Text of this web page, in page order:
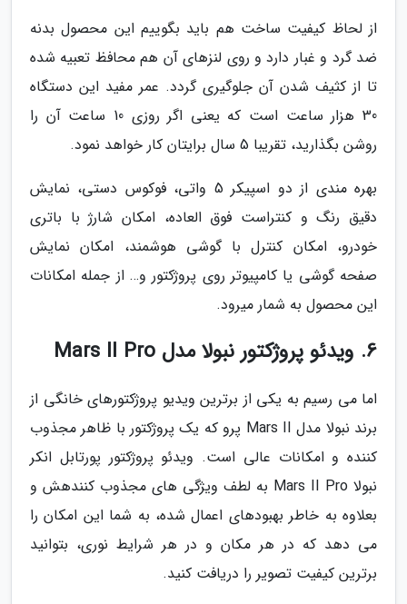
از لحاظ کیفیت ساخت هم باید بگوییم این محصول بدنه
ضد گرد و غبار دارد و روی لنزهای آن هم محافظ تعبیه شده
تا از کثیف شدن آن جلوگیری گردد. عمر مفید این دستگاه
30 هزار ساعت است که یعنی اگر روزی 10 ساعت آن را
روشن بگذارید، تقریبا 5 سال برایتان کار خواهد نمود.
بهره مندی از دو اسپیکر 5 واتی، فوکوس دستی، نمایش
دقیق رنگ و کنتراست فوق العاده، امکان شارژ با باتری
خودرو، امکان کنترل با گوشی هوشمند، امکان نمایش
صفحه گوشی یا کامپیوتر روی پروژکتور و… از جمله امکانات
این محصول به شمار میرود.
6. ویدئو پروژکتور نبولا مدل Mars II Pro
اما می رسیم به یکی از برترین ویدیو پروژکتورهای خانگی از
برند نبولا مدل Mars II پرو که یک پروژکتور با ظاهر مجذوب
کننده و امکانات عالی است. ویدئو پروژکتور پورتابل انکر
نبولا Mars II Pro به لطف ویژگی های مجذوب کنندهش و
بعلاوه به خاطر بهبودهای اعمال شده، به شما این امکان را
می دهد که در هر مکان و در هر شرایط نوری، بتوانید
برترین کیفیت تصویر را دریافت کنید.